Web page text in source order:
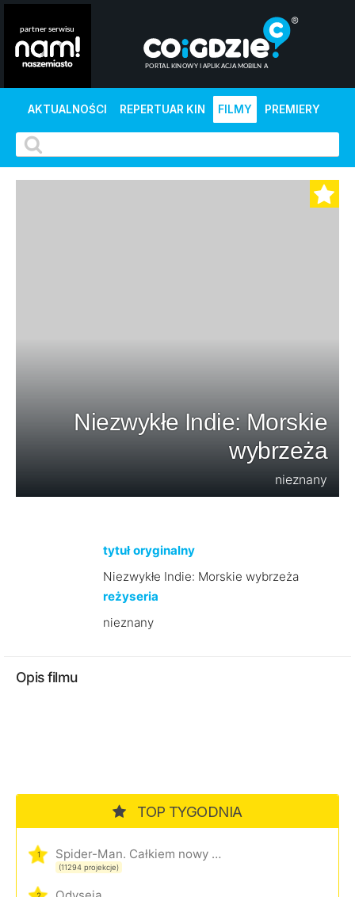
AKTUALNOŚCI REPERTUAR KIN FILMY PREMIERY
Niezwykłe Indie: Morskie
wybrzeża
nieznany
tytuł oryginalny
Niezwykłe Indie: Morskie wybrzeża
reżyseria
nieznany
Opis filmu
TOP TYGODNIA
1 Spider-Man. Całkiem nowy dzień
(11294 projekcje)